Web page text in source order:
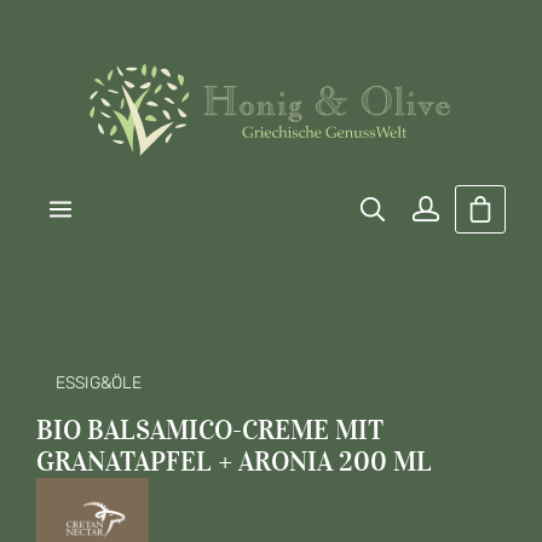
ESSIG&ÖLE
BIO BALSAMICO-CREME MIT
GRANATAPFEL + ARONIA 200 ML